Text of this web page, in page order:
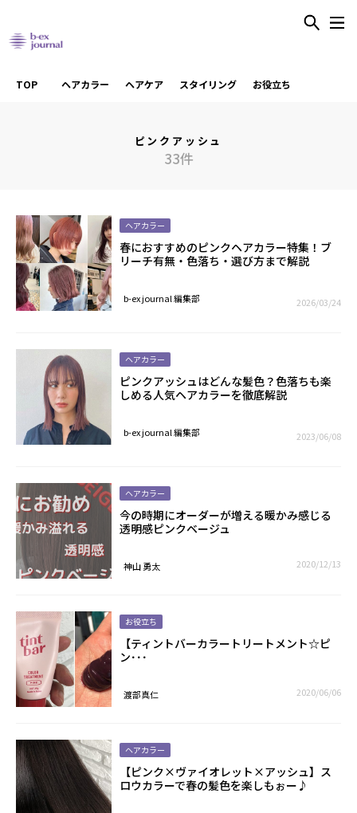
TOP ヘアカラー ヘアケア スタイリング お役立ち
ピンクアッシュ
33件
ヘアカラー
春におすすめのピンクヘアカラー特集！ブ
リーチ有無・色落ち・選び方まで解説
b-ex journal 編集部 2026/03/24
ヘアカラー
ピンクアッシュはどんな髪色？色落ちも楽
しめる人気ヘアカラーを徹底解説
b-ex journal 編集部 2023/06/08
ヘアカラー
今の時期にオーダーが増える暖かみ感じる
透明感ピンクベージュ
神山 勇太 2020/12/13
お役立ち
【ティントバーカラートリートメント☆ピ
ン･･･
渡部真仁 2020/06/06
ヘアカラー
【ピンク×ヴァイオレット×アッシュ】ス
ロウカラーで春の髪色を楽しもぉー♪